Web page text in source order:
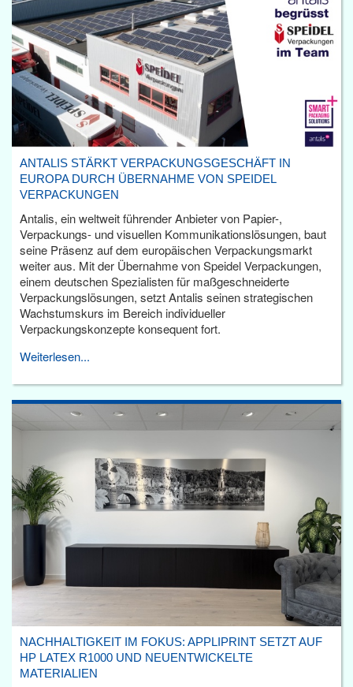
ANTALIS STÄRKT VERPACKUNGSGESCHÄFT IN
EUROPA DURCH ÜBERNAHME VON SPEIDEL
VERPACKUNGEN
Antalis, ein weltweit führender Anbieter von Papier-,
Verpackungs- und visuellen Kommunikationslösungen, baut
seine Präsenz auf dem europäischen Verpackungsmarkt
weiter aus. Mit der Übernahme von Speidel Verpackungen,
einem deutschen Spezialisten für maßgeschneiderte
Verpackungslösungen, setzt Antalis seinen strategischen
Wachstumskurs im Bereich individueller
Verpackungskonzepte konsequent fort.
Weiterlesen...
NACHHALTIGKEIT IM FOKUS: APPLIPRINT SETZT AUF
HP LATEX R1000 UND NEUENTWICKELTE
MATERIALIEN